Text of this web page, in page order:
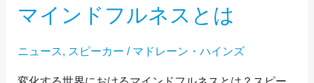
マインドフルネスとは
ニュース, スピーカー / マドレーン・ハインズ
て
イ